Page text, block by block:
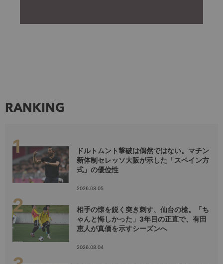
RANKING
ドルトムント撃破は偶然ではない。マチン
新体制セレッソ大阪が示した「スペイン方
式」の優位性
2026.08.05
相手の懐を鋭く突き刺す、仙台の槍。「ち
ゃんと悔しかった」3年目の正直で、有田
恵人が真価を示すシーズンへ
2026.08.04